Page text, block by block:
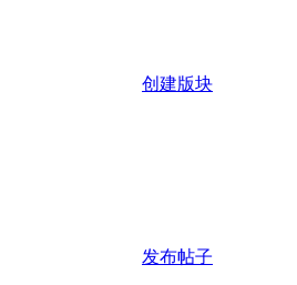
创建版块
发布帖子